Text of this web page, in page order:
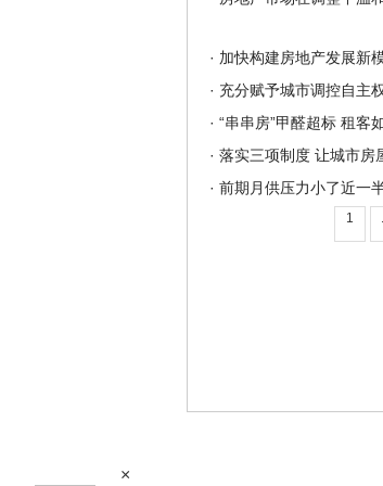
×
· 加快构建房地产发展新
· 充分赋予城市调控自主
· “串串房”甲醛超标 租客
· 落实三项制度 让城市房
· 前期月供压力小了近一
1